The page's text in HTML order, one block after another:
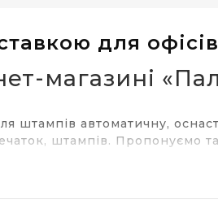
для
магазині
штампів автоматичну,
штампів. Пропонуємо